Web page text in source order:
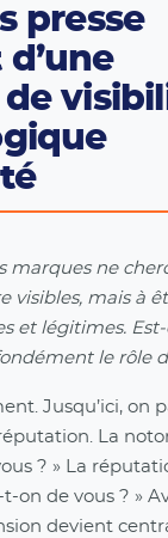
presse
de
marques ne
visibles, mais à
et légitimes.
le rôle
Jusqu’ici, on
La
? » La
on de vous ? »
devient